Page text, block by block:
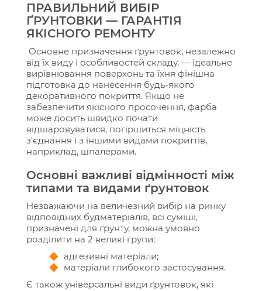
ПРАВИЛЬНИЙ ВИБІР
ҐРУНТОВКИ — ГАРАНТІЯ
ЯКІСНОГО РЕМОНТУ
Основне призначення ґрунтовок, незалежно
від їх виду і особливостей складу, — ідеальне
вирівнювання поверхонь та їхня фінішна
підготовка до нанесення будь-якого
декоративного покриття. Якщо не
забезпечити якісного просочення, фарба
може досить швидко почати
відшаровуватися, погіршиться міцність
з'єднання і з іншими видами покриттів,
наприклад, шпалерами.
Основні важливі відмінності між
типами та видами ґрунтовок
Незважаючи на величезний вибір на ринку
відповідних будматеріалів, всі суміші,
призначені для ґрунту, можна умовно
розділити на 2 великі групи:
адгезивні матеріали;
матеріали глибокого застосування.
Є також універсальні види ґрунтовок, які